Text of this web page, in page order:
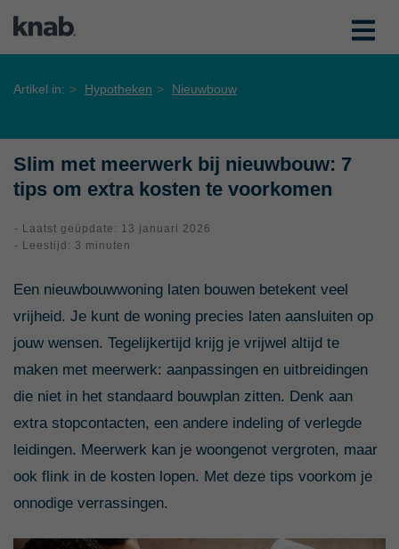
Artikel in: Hypotheken Nieuwbouw
Slim met meerwerk bij nieuwbouw: 7
tips om extra kosten te voorkomen
- Laatst geüpdate: 13 januari 2026
- Leestijd: 3 minuten
Een nieuwbouwwoning laten bouwen betekent veel
vrijheid. Je kunt de woning precies laten aansluiten op
jouw wensen. Tegelijkertijd krijg je vrijwel altijd te
maken met meerwerk: aanpassingen en uitbreidingen
die niet in het standaard bouwplan zitten. Denk aan
extra stopcontacten, een andere indeling of verlegde
leidingen. Meerwerk kan je woongenot vergroten, maar
ook flink in de kosten lopen. Met deze tips voorkom je
onnodige verrassingen.